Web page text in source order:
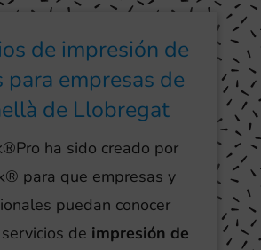
de impresión de
para empresas de
de Llobregat
ha sido creado por
para que empresas y
puedan conocer
de impresión de